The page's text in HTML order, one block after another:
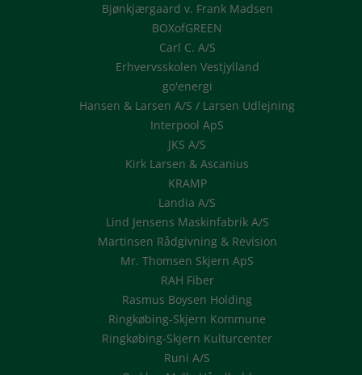
Bjønkjærgaard v. Frank Madsen
BOXofGREEN
Carl C. A/S
Erhvervsskolen Vestjylland
go'energi
Hansen & Larsen A/S / Larsen Udlejning
Interpool ApS
JKS A/S
Kirk Larsen & Ascanius
KRAMP
Landia A/S
Lind Jensens Maskinfabrik A/S
Martinsen Rådgivning & Revision
Mr. Thomsen Skjern ApS
RAH Fiber
Rasmus Boysen Holding
Ringkøbing-Skjern Kommune
Ringkøbing-Skjern Kulturcenter
Runi A/S